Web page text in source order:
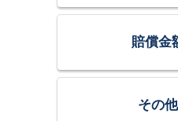
賠償金
その他